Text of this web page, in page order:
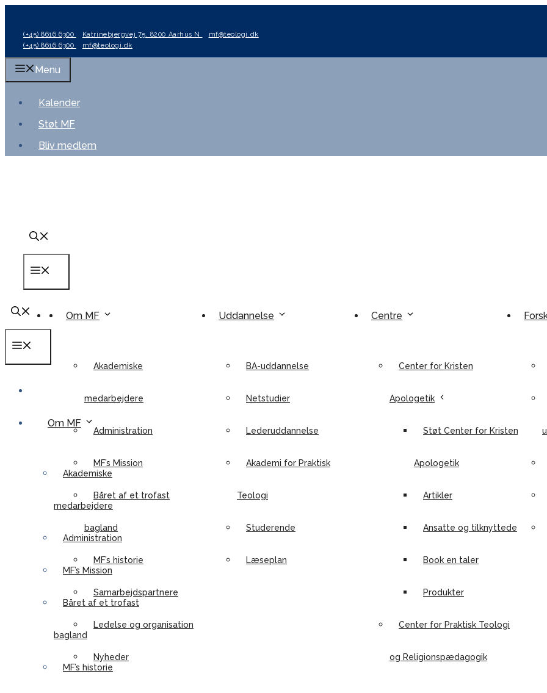
indhold
(+45) 8616 6300 Katrinebjergvej 75, 8200 Aarhus N
mf@teologi.dk
(+45) 8616 6300
mf@teologi.dk
Menu
Kalender
Støt MF
Bliv medlem
Om MF
Akademiske
medarbejdere
Administration
MF’s Mission
Båret af et trofast
bagland
MF’s historie
Samarbejdspartnere
Ledelse og organisation
Nyheder
Uddannelse
BA-uddannelse
Netstudier
Lederuddannelse
Akademi for Praktisk
Teologi
Studerende
Læseplan
Centre
Center for Kristen
Apologetik
Støt Center for Kristen
Apologetik
Artikler
Ansatte og tilknyttede
Book en taler
Produkter
Center for Praktisk Teologi
og Religionspædagogik
Om MF
Akademiske
medarbejdere
Administration
MF’s Mission
Båret af et trofast
bagland
MF’s historie